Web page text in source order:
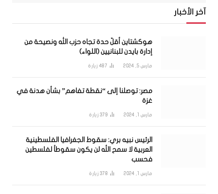
آخر الأخبار
هوكشتاين أقلّ حدة تجاه حزب الله ونصيحة من
إدارة بايدن للبنانيين (اللواء)
مارس 5, 2024 487 زيارة
مصر: توصلنا إلى “نقطة تفاهم” بشأن هدنة في
غزة
مارس 1, 2024 379 زيارة
الرئيس نبيه بري: سقوط الجغرافيا الفلسطينية
العربية لا سمح الله لن يكون سقوطاً لفلسطين
فحسب
مارس 1, 2024 378 زيارة